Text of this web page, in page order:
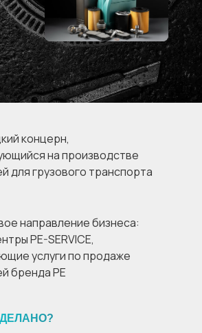
направление бизнеса:
PE-SERVICE,
услуги по продаже
бренда PE
концерн,
на производстве
для грузового транспорта